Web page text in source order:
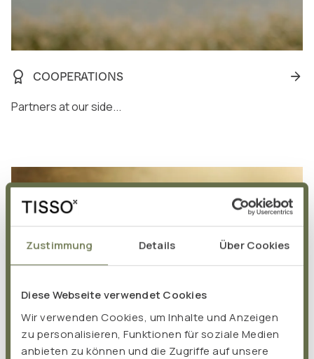
Zustimmung Details Über Cookies
Diese Webseite verwendet Cookies
Wir verwenden Cookies, um Inhalte und Anzeigen
zu personalisieren, Funktionen für soziale Medien
anbieten zu können und die Zugriffe auf unsere
COOPERATIONS
Partners at our side...